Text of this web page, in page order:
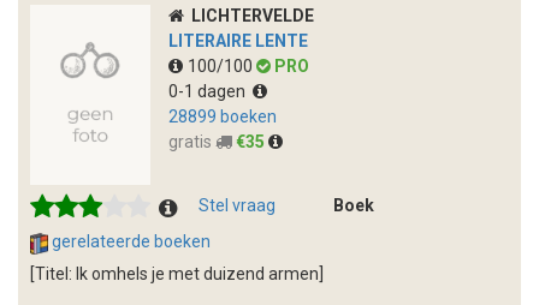
LICHTERVELDE
LITERAIRE LENTE
100/100
PRO
0-1 dagen
28899 boeken
gratis
€35
Stel vraag
Boek
gerelateerde boeken
[Titel: Ik omhels je met duizend armen]